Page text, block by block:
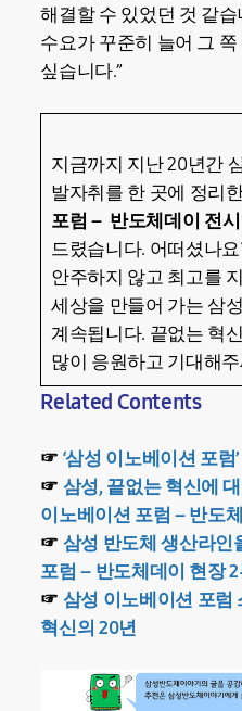
해결할 수 있었던 것 같
수요가 꾸준히 늘어 그
싶습니다.”
지금까지 지난 20년간
발자취를 한 곳에 정리
포럼 – 반도체데이 전
드렸습니다. 어떠셨나
안주하지 않고 최고를
세상을 만들어 가는 삼
계속됩니다. 끝없는 혁
많이 응원하고 기대해
Related Contents
☞ ‘삼성 이노베이션 포럼’
☞ 삼성, 끝없는 혁신에
이노베이션 포럼 – 반도
☞ 삼성 반도체 생산라인
포럼 – 반도체데이 현장
☞ 삼성 이노베이션 포럼
혁신의 20년